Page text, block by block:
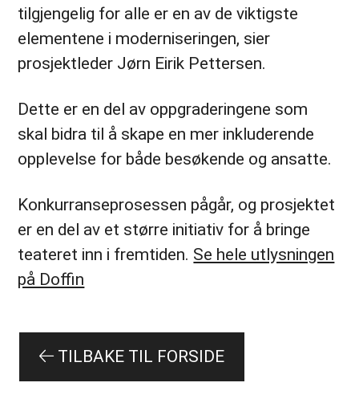
tilgjengelig for alle er en av de viktigste
elementene i moderniseringen, sier
prosjektleder Jørn Eirik Pettersen.
Dette er en del av oppgraderingene som
skal bidra til å skape en mer inkluderende
opplevelse for både besøkende og ansatte.
Konkurranseprosessen pågår, og prosjektet
er en del av et større initiativ for å bringe
teateret inn i fremtiden. Se hele utlysningen
på Doffin
TILBAKE TIL FORSIDE